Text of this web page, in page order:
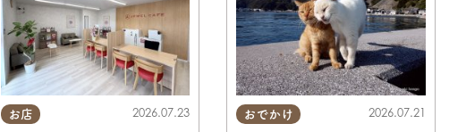
お店 2026.07.23 おでかけ 2026.07.21